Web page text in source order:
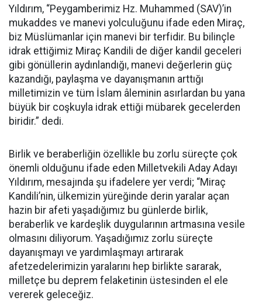
Yıldırım, “Peygamberimiz Hz. Muhammed (SAV)’in
mukaddes ve manevi yolculuğunu ifade eden Miraç,
biz Müslümanlar için manevi bir terfidir. Bu bilinçle
idrak ettiğimiz Miraç Kandili de diğer kandil geceleri
gibi gönüllerin aydınlandığı, manevi değerlerin güç
kazandığı, paylaşma ve dayanışmanın arttığı
milletimizin ve tüm İslam âleminin asırlardan bu yana
büyük bir coşkuyla idrak ettiği mübarek gecelerden
biridir.” dedi.
Birlik ve beraberliğin özellikle bu zorlu süreçte çok
önemli olduğunu ifade eden Milletvekili Aday Adayı
Yıldırım, mesajında şu ifadelere yer verdi; “Miraç
Kandili’nin, ülkemizin yüreğinde derin yaralar açan
hazin bir afeti yaşadığımız bu günlerde birlik,
beraberlik ve kardeşlik duygularının artmasına vesile
olmasını diliyorum. Yaşadığımız zorlu süreçte
dayanışmayı ve yardımlaşmayı artırarak
afetzedelerimizin yaralarını hep birlikte sararak,
milletçe bu deprem felaketinin üstesinden el ele
vererek geleceğiz.